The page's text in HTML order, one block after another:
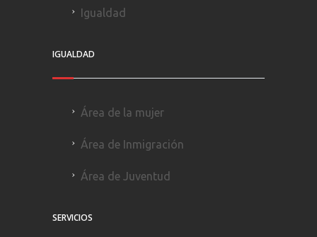
Igualdad
IGUALDAD
Área de la mujer
Área de Inmigración
Área de Juventud
SERVICIOS